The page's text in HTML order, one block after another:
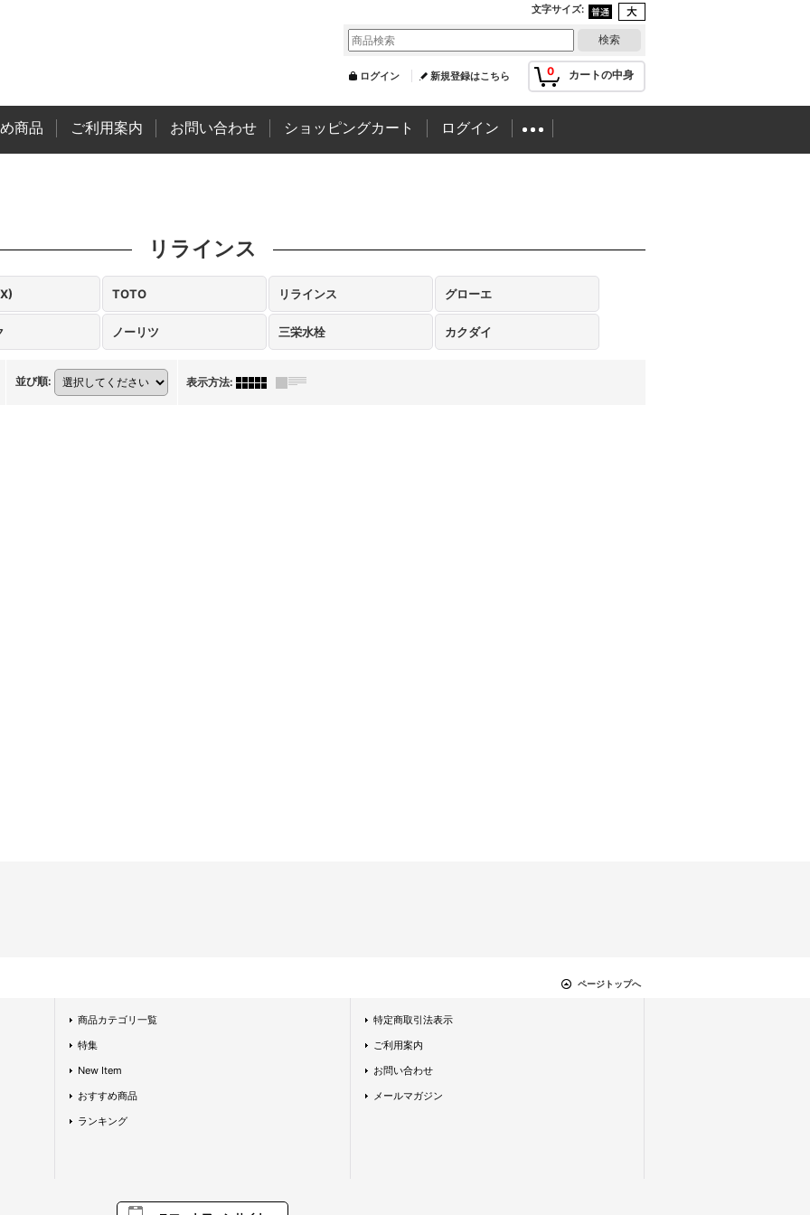
文字サイズ:
0 カートの中身
ログイン 新規登録はこちら
商品 ご利用案内 お問い合わせ ショッピングカート ログイン
リラインス
TOTO リラインス グローエ
ノーリツ 三栄水栓 カクダイ
並び順: 表示方法:
ページトップへ
商品カテゴリ一覧
特集
New Item
おすすめ商品
ランキング
特定商取引法表示
ご利用案内
お問い合わせ
メールマガジン